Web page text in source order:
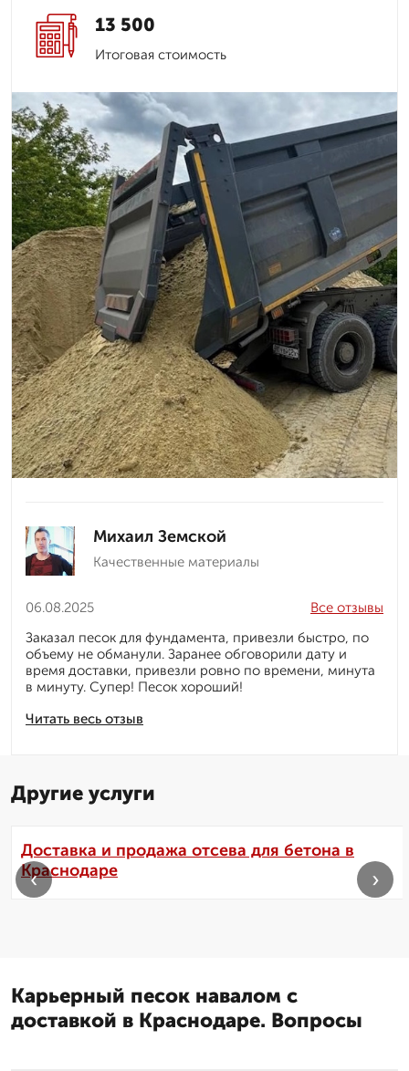
13 500
Итоговая стоимость
Михаил Земской
Качественные материалы
06.08.2025
Читать весь отзыв
Все отзывы
Заказал песок для фундамента, привезли быстро, по
объему не обманули. Заранее обговорили дату и
время доставки, привезли ровно по времени, минута
в минуту. Супер! Песок хороший!
Другие услуги
Доставка и продажа отсева для бетона в
Краснодаре
‹ ›
Карьерный песок навалом с
доставкой в Краснодаре. Вопросы